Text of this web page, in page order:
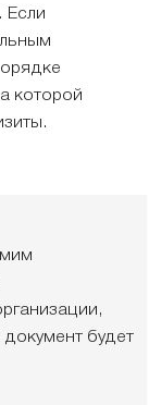
Если
которой
будет